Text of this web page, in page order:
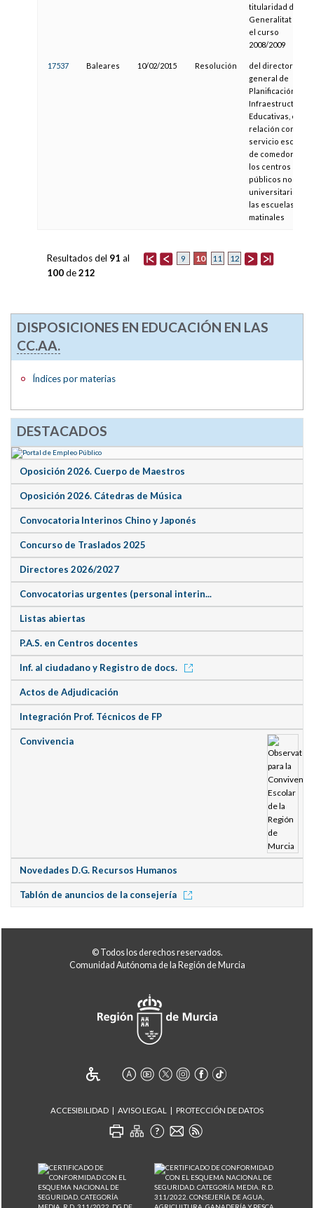
titularidad de la
Generalitat para
el curso
2008/2009
17537 Baleares 10/02/2015 Resolución
del director
general de
Planificación e
Infraestructuras
Educativas, en
relación con el
servicio escolar
de comedor en
los centros
públicos no
universitarios y
las escuelas
matinales
9 10 11 12
Resultados del 91 al
100de212
DISPOSICIONES EN EDUCACIÓN EN LAS
CC.AA.
Índices por materias
DESTACADOS
Oposición 2026. Cuerpo de Maestros
Oposición 2026. Cátedras de Música
Convocatoria Interinos Chino y Japonés
Concurso de Traslados 2025
Directores 2026/2027
Convocatorias urgentes (personal interin...
Listas abiertas
P.A.S. en Centros docentes
Inf. al ciudadano y Registro de docs.
Actos de Adjudicación
Integración Prof. Técnicos de FP
Convivencia
Novedades D.G. Recursos Humanos
Tablón de anuncios de la consejería
© Todos los derechos reservados.
Comunidad Autónoma de la Región de Murcia
ACCESIBILIDAD AVISO LEGAL PROTECCIÓN DE DATOS